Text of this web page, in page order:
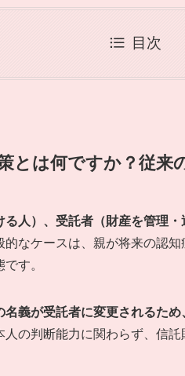
目次
とは何ですか？従来
る人）、受託者（財産を管理
的なケースは、親が将来の認
す。
名義が受託者に変更されるた
人の判断能力に関わらず、信